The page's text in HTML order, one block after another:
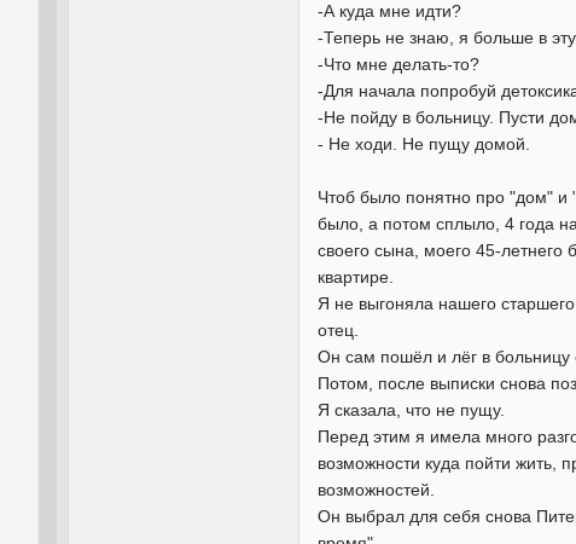
-А куда мне идти?
-Теперь не знаю, я больше в эту
-Что мне делать-то?
-Для начала попробуй
-Не пойду в больницу. Пусти
- Не ходи. Не пущу домой.
Чтоб было понятно про "дом" и
было, а потом сплыло, 4 года
своего сына, моего 45-летнего
квартире.
Я не выгоняла нашего
отец.
Он сам пошёл и лёг в больницу
Потом, после выписки снова
Я сказала, что не пущу.
Перед этим я имела много
возможности куда пойти жить,
возможностей.
Он выбрал для себя снова